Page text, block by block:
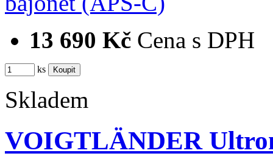
13 690 Kč Cena s DPH
ks
Skladem
VOIGTLÄNDER